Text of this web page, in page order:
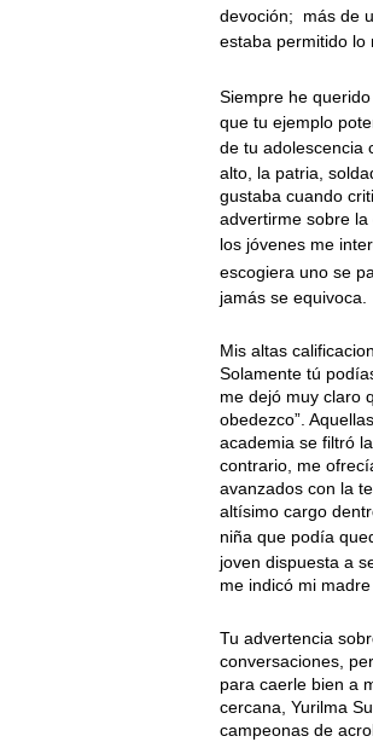
devoción;
más de
estaba permitido lo
Siempre he
que tu ejemplo
de tu adolescencia
alto, la patria,
gustaba cuando
advertirme sobre la
los jóvenes me
escogiera uno se
jamás se equivoca.
Mis altas
Solamente tú
me dejó muy claro
obedezco”.
academia se filtró
contrario, me
avanzados con la
altísimo cargo
niña que podía
joven dispuesta a
me indicó mi
Tu advertencia
conversaciones,
para caerle bien a
cercana, Yurilma
campeonas de